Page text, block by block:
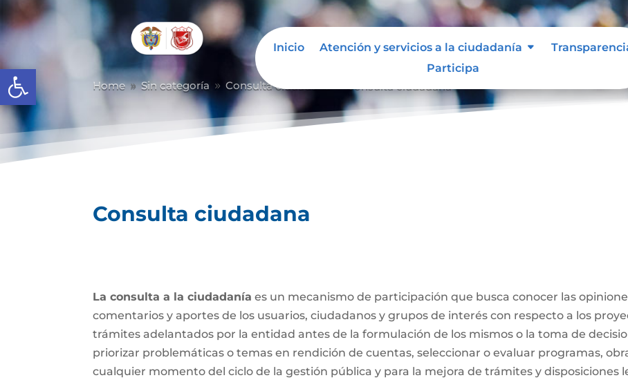
Abrir barra de herramientas
Inicio Atención y servicios a la ciudadanía
Participa
Home 9 Sin categoría 9 Consulta ciudadana
Consulta ciudadana
La consulta a la ciudadanía es un mecanismo de participación que busca conocer las
comentarios y aportes de los usuarios, ciudadanos y grupos de interés con respecto a los
trámites adelantados por la entidad antes de la formulación de los mismos o la toma de
priorizar problemáticas o temas en rendición de cuentas, seleccionar o evaluar programas,
cualquier momento del ciclo de la gestión pública y para la mejora de trámites y disposiciones